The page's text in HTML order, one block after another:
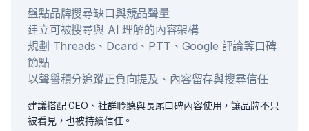
盤點品牌搜尋缺口與競品聲量
建立可被搜尋與 AI 理解的內容架構
規劃 Threads、Dcard、PTT、Google 評論等口碑
節點
以聲譽積分追蹤正負向提及、內容留存與搜尋信任
建議搭配 GEO、社群聆聽與長尾口碑內容使用，讓品牌不只
被看見，也被持續信任。